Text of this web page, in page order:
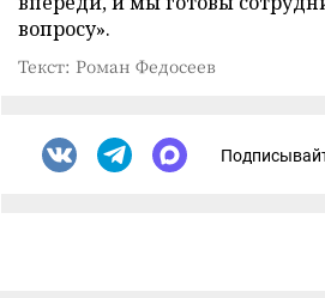
вопросу».
Текст: Роман Федосеев